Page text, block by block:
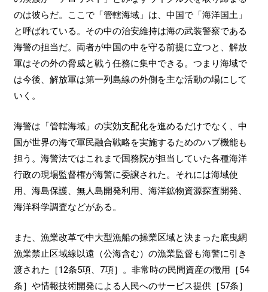
のは彼らだ。ここで「管轄海域」は、中国で「海洋国土」
と呼ばれている。その中の治安維持は海の武装警察である
海警の担当だ。両者が中国の中を守る前提に立つと、解放
軍はその外の脅威と戦う任務に集中できる。つまり海域で
は今後、解放軍は第一列島線の外側を主な活動の場にして
いく。
海警は「管轄海域」の実効支配化を進めるだけでなく、中
国が世界の海で軍民融合戦略を実施するためのハブ機能も
担う。海警法ではこれまで国務院が担当していた各種海洋
行政の現場監督権が海警に委譲された。それには海域使
用、海島保護、無人島開発利用、海洋鉱物資源探査開発、
海洋科学調査などがある。
また、漁業改革で中大型漁船の操業区域と決まった底曳網
漁業禁止区域線以遠（公海含む）の漁業監督も海警に引き
渡された［12条5項、7項］。非常時の民間資産の徴用［54
条］や情報技術開発による人民へのサービス提供［57条］